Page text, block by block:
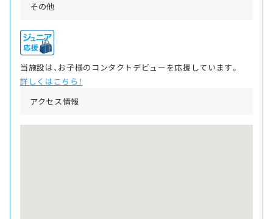
その他
当施設は、お子様のコンタクトデビューを応援しています。
詳しくはこちら！
アクセス情報